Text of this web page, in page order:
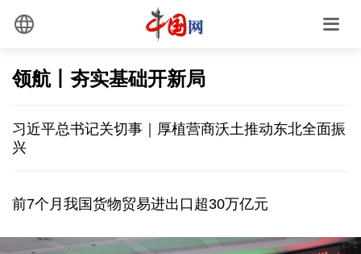
领航丨夯实基础开新局
习近平总书记关切事｜厚植营商沃土推动东北全面振
兴
前7个月我国货物贸易进出口超30万亿元